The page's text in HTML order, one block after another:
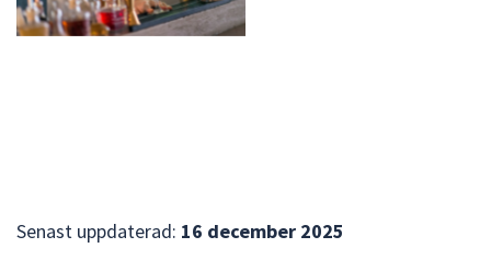
Senast uppdaterad: 16 december 2025